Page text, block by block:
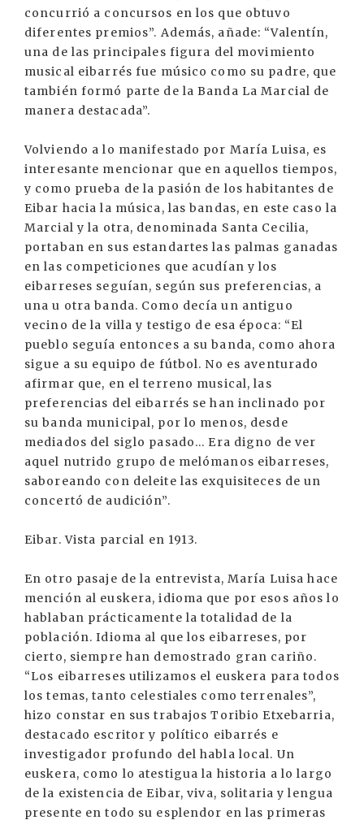
concurrió a concursos en los que obtuvo
diferentes premios”. Además, añade: “Valentín,
una de las principales figura del movimiento
musical eibarrés fue músico como su padre, que
también formó parte de la Banda La Marcial de
manera destacada”.
Volviendo a lo manifestado por María Luisa, es
interesante mencionar que en aquellos tiempos,
y como prueba de la pasión de los habitantes de
Eibar hacia la música, las bandas, en este caso la
Marcial y la otra, denominada Santa Cecilia,
portaban en sus estandartes las palmas ganadas
en las competiciones que acudían y los
eibarreses seguían, según sus preferencias, a
una u otra banda. Como decía un antiguo
vecino de la villa y testigo de esa época: “El
pueblo seguía entonces a su banda, como ahora
sigue a su equipo de fútbol. No es aventurado
afirmar que, en el terreno musical, las
preferencias del eibarrés se han inclinado por
su banda municipal, por lo menos, desde
mediados del siglo pasado... Era digno de ver
aquel nutrido grupo de melómanos eibarreses,
saboreando con deleite las exquisiteces de un
concertó de audición”.
Eibar. Vista parcial en 1913.
En otro pasaje de la entrevista, María Luisa hace
mención al euskera, idioma que por esos años lo
hablaban prácticamente la totalidad de la
población. Idioma al que los eibarreses, por
cierto, siempre han demostrado gran cariño.
“Los eibarreses utilizamos el euskera para todos
los temas, tanto celestiales como terrenales”,
hizo constar en sus trabajos Toribio Etxebarria,
destacado escritor y político eibarrés e
investigador profundo del habla local. Un
euskera, como lo atestigua la historia a lo largo
de la existencia de Eibar, viva, solitaria y lengua
presente en todo su esplendor en las primeras